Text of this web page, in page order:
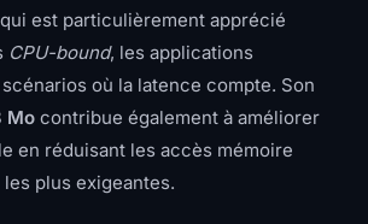
est particulièrement apprécié
CPU-bound, les applications
où la latence compte. Son
Mo contribue également à améliorer
en réduisant les accès mémoire
plus exigeantes.